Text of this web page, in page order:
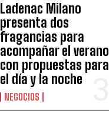
Ladenac Milano
presenta dos
fragancias para
acompañar el verano
con propuestas para
el día y la noche
NEGOCIOS